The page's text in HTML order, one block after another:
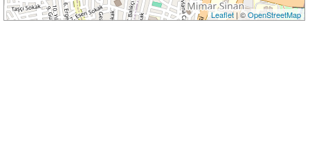
Leaflet| ©OpenStreetMap